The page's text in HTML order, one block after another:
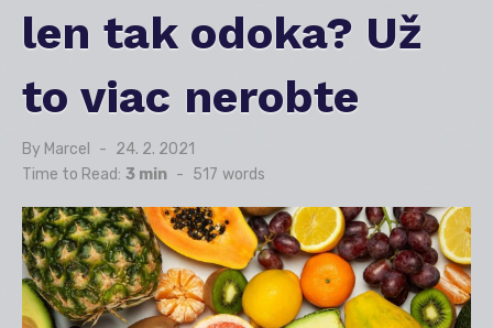
len tak odoka? Už
to viac nerobte
By Marcel
Posted
on
24. 2. 2021
Time to Read: 3 min - 517 words